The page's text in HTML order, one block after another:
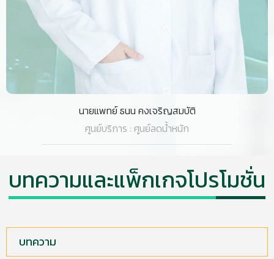
นายแพทย์ ธนน คงเจริญสมบัติ
ศูนย์บริการ : ศูนย์ลดน้ำหนัก
บทความและแพ็กเกจโปรโมชั่น
บทความ